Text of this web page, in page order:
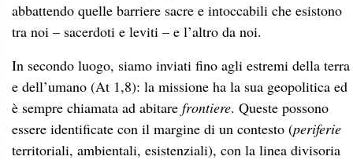
abbattendo quelle barriere sacre e intoccabili che esistono
tra noi – sacerdoti e leviti – e l’altro da noi.
In secondo luogo, siamo inviati fino agli estremi della terra
e dell’umano (At 1,8): la missione ha la sua geopolitica ed
è sempre chiamata ad abitare frontiere. Queste possono
essere identificate con il margine di un contesto (periferie
territoriali, ambientali, esistenziali), con la linea divisoria